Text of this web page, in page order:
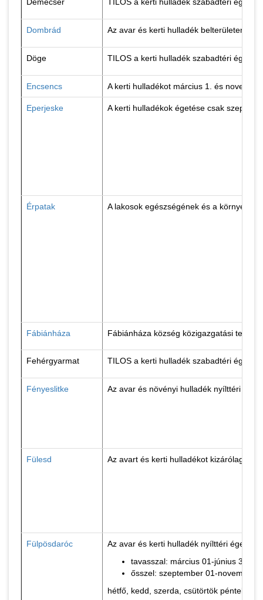
Dombrád Az avar és kerti hulladék belterületen
Döge TILOS a kerti hulladék szabadtéri
Encsencs A kerti hulladékot március 1. és
Eperjeske A kerti hulladékok égetése csak
Érpatak A lakosok egészségének és a környezet
Fábiánháza Fábiánháza község közigazgatási
Fehérgyarmat TILOS a kerti hulladék szabadtéri
Fényeslitke Az avar és növényi hulladék nyílttéri
Fülesd Az avart és kerti hulladékot kizárólag
Fülpösdaróc
Az avar és kerti hulladék nyílttéri égetése:
tavasszal: március 01-június 30.
ősszel: szeptember 01-november
hétfő, kedd, szerda, csütörtök péntek,